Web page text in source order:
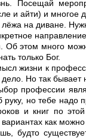
Посещай
и айти) и многое
на диване.
этом много
только Бог.
жизни к
Но так бывает
профессии
руку, но тебе
и книг по
как
будто